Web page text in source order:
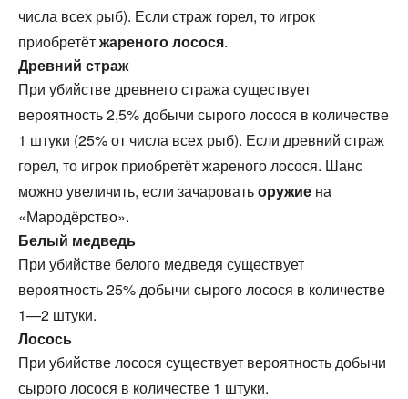
числа всех рыб). Если страж горел, то игрок
приобретётжареного лосося.
Древний страж
При убийстве древнего стража существует
вероятность 2,5% добычи сырого лосося в количестве
1 штуки (25% от числа всех рыб). Если древний страж
горел, то игрок приобретёт жареного лосося. Шанс
можно увеличить, если зачароватьоружие на
«Мародёрство».
Белый медведь
При убийстве белого медведя существует
вероятность 25% добычи сырого лосося в количестве
1—2 штуки.
Лосось
При убийстве лосося существует вероятность добычи
сырого лосося в количестве 1 штуки.